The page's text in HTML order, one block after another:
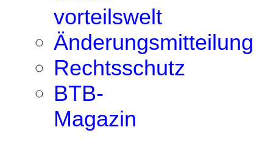
vorteilswelt
Änderungsmitteilung
Rechtsschutz
BTB-
Magazin